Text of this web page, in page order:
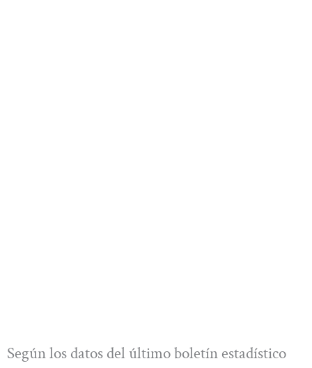
Según los datos del último boletín estadístico